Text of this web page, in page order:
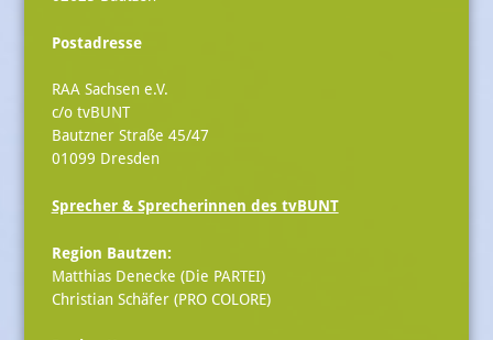
Postadresse
RAA Sachsen e.V.
c/o tvBUNT
Bautzner Straße 45/47
01099 Dresden
Sprecher & Sprecherinnen des tvBUNT
Region Bautzen:
Matthias Denecke (Die PARTEI)
Christian Schäfer (PRO COLORE)